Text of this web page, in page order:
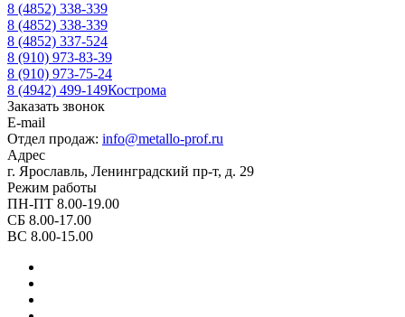
8 (4852) 338-339
8 (4852) 338-339
8 (4852) 337-524
8 (910) 973-83-39
8 (910) 973-75-24
8 (4942) 499-149Кострома
Заказать звонок
E-mail
Отдел продаж: info@metallo-prof.ru
Адрес
г. Ярославль, Ленинградский пр-т, д. 29
Режим работы
ПН-ПТ 8.00-19.00
СБ 8.00-17.00
ВС 8.00-15.00